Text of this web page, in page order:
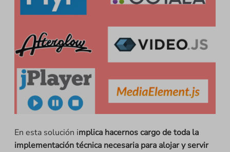
En esta solución implica hacernos cargo de toda la
implementación técnica necesaria para alojar y servir